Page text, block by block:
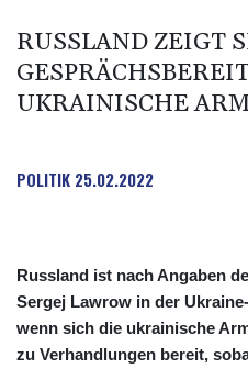
unterbrochen
Selenskyj erstmals seit
gereist
RUSSLAND ZEIGT
UKRAINISCHE
POLITIK 25.02.2022
Russland ist nach Angaben
Sergej Lawrow in der
wenn sich die ukrainische
zu Verhandlungen bereit,